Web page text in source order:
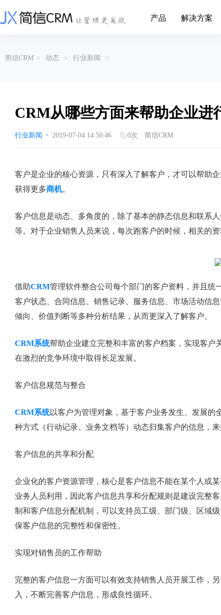
产品
营销云
从营销获客到商机转化的全流程管理
渠道云
融合分公司、经销商、总部伙伴管理
涵盖多种售前/后服务元素功能和接入
服务云
解决方案
挖现有客户价值以及开发更多新...
的现代化管理
传媒企业自身由于数字化传媒的发
展，对其内部控制建设和完善也是...
进装修行业往
互联网等相关信息技术的发展是支撑
互联网金融模式发展的基石，给...
通过数字化方
帮助文档
以CRM产品为基础的功能点
关于简信
简信CRM > 动态 > 行业新闻 >
CRM从哪些方面来帮助企业进
行业新闻 · 2019-07-04 14:50:46 0次 简信CRM
客户是企业的核心资源，只有深入了解客户，才可以帮助
获得更多商机。
客户信息是动态、多角度的，除了基本的静态信息和联系
等。对于企业销售人员来说，每次跑客户的时候，相关的
借助CRM管理软件整合公司每个部门的客户资料，并且统
客户状态、合同信息、销售记录、服务信息、市场活动信
倾向、价值判断等多种分析结果，从而更深入了解客户。
CRM系统帮助企业建立完整和丰富的客户档案，实现客户
在激烈的竞争环境中取得长足发展。
客户信息规范与整合
CRM系统以客户为管理对象，基于客户业务发生、发展的
种方式（行动记录、业务文档等）动态归集客户的信息，
客户信息的共享和分配
企业化的客户资源管理，核心是客户信息不能在某个人或
业务人员利用，因此客户信息共享和分配规则是建设完整
制和客户信息分配机制，可以支持员工级、部门级、区域
保客户信息的完整性和保密性。
实现对销售员的工作帮助
完整的客户信息一方面可以有效支持销售人员开展工作，
入，不断完善客户信息，形成良性循环。